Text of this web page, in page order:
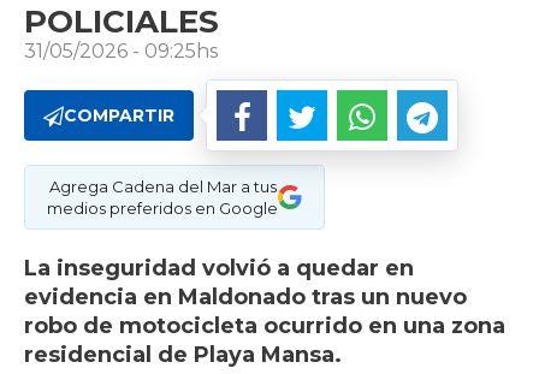
POLICIALES
31/05/2026 - 09:25hs
COMPARTIR
Agrega Cadena del Mar a tus
medios preferidos en Google
La inseguridad volvió a quedar en
evidencia en Maldonado tras un nuevo
robo de motocicleta ocurrido en una zona
residencial de Playa Mansa.